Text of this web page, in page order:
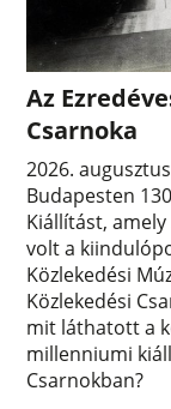
Az
Csarnoka
2026.
Budapesten
Kiállítást,
volt a
Közlekedési
Közlekedési
mit láthatott a
millenniumi
Csarnokban?